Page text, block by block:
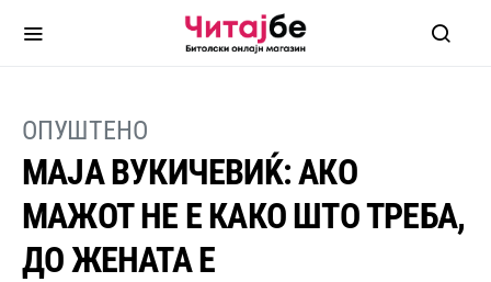
ОПУШТЕНО
МАЈА ВУКИЧЕВИЌ: АКО
МАЖОТ НЕ Е КАКО ШТО ТРЕБА,
ДО ЖЕНАТА Е